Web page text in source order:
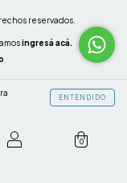
ENTENDIDO
0
reservados.
ingresá acá.